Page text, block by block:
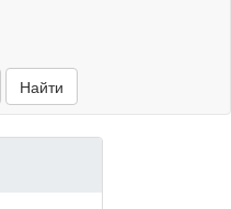
Найти